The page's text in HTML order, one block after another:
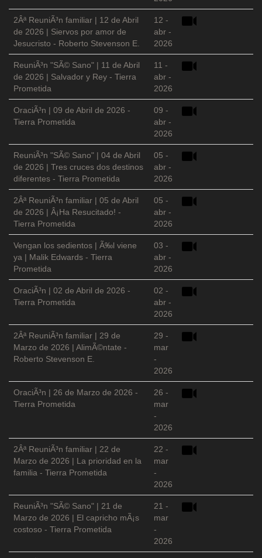
2Âª ReuniÃ³n familiar | 12 de Abril
de 2026 | Siervos por amor de
Jesucristo - Roberto Stevenson E.
12 -
abr -
2026
ReuniÃ³n "SÃ© Sano" | 11 de Abril
de 2026 | Salvador y Rey - Tierra
Prometida
11 -
abr -
2026
OraciÃ³n | 09 de Abril de 2026 -
Tierra Prometida
09 -
abr -
2026
ReuniÃ³n "SÃ© Sano" | 04 de Abril
de 2026 | Tres cruces dos destinos
diferentes - Tierra Prometida
05 -
abr -
2026
2Âª ReuniÃ³n familiar | 05 de Abril
de 2026 | Â¡Ha Resucitado! -
Tierra Prometida
05 -
abr -
2026
Vengan los sedientos | Ã‰l viene
ya | Malik Edwards - Tierra
Prometida
03 -
abr -
2026
OraciÃ³n | 02 de Abril de 2026 -
Tierra Prometida
02 -
abr -
2026
2Âª ReuniÃ³n familiar | 29 de
Marzo de 2026 | AlimÃ©ntate -
Roberto Stevenson E.
29 -
mar
-
2026
OraciÃ³n | 26 de Marzo de 2026 -
Tierra Prometida
26 -
mar
-
2026
2Âª ReuniÃ³n familiar | 22 de
Marzo de 2026 | La prioridad en la
familia - Tierra Prometida
22 -
mar
-
2026
ReuniÃ³n "SÃ© Sano" | 21 de
Marzo de 2026 | El capricho mÃ¡s
costoso - Tierra Prometida
21 -
mar
-
2026